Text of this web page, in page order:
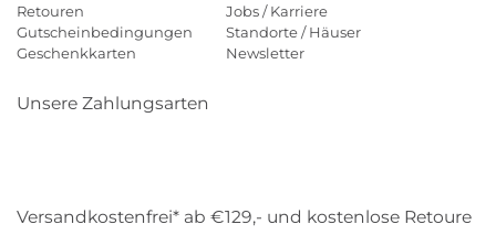
Retouren
Gutscheinbedingungen
Geschenkkarten
Jobs / Karriere
Standorte / Häuser
Newsletter
Unsere Zahlungsarten
Versandkostenfrei* ab €129,- und kostenlose Retoure